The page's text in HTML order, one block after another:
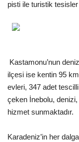
pisti ile turistik tesisler
Kastamonu’nun
ilçesi ise kentin 95
evleri, 347 adet
çeken İnebolu, denizi,
hizmet sunmaktadır.
Karadeniz’in her